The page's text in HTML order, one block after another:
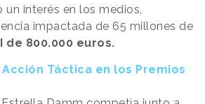
interés en los medios,
impactada de 65 millones de
de 800.000 euros.
Táctica en los Premios